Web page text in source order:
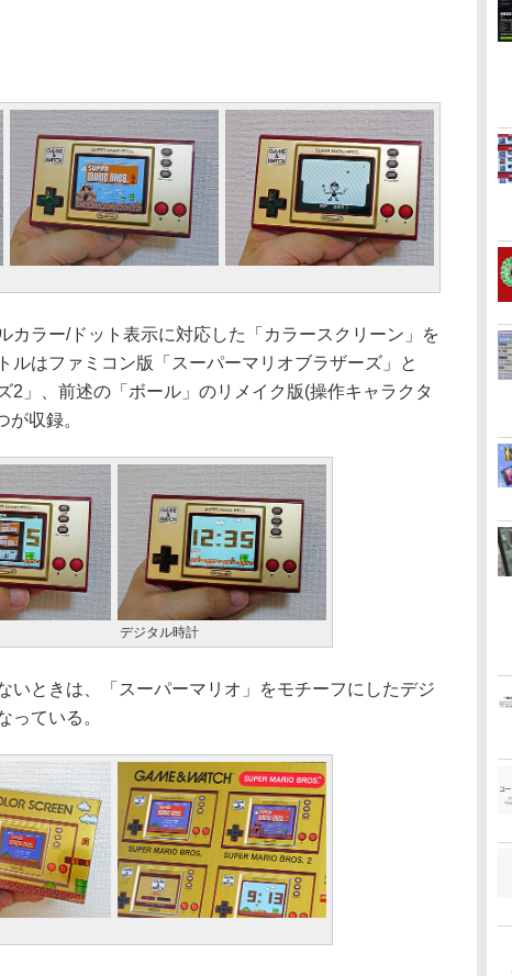
ラー/ドット表示に対応した「カラースクリーン」を
ルはファミコン版「スーパーマリオブラザーズ」と
2」、前述の「ボール」のリメイク版(操作キャラクタ
収録。
デジタル時計
ときは、「スーパーマリオ」をモチーフにしたデジ
っている。